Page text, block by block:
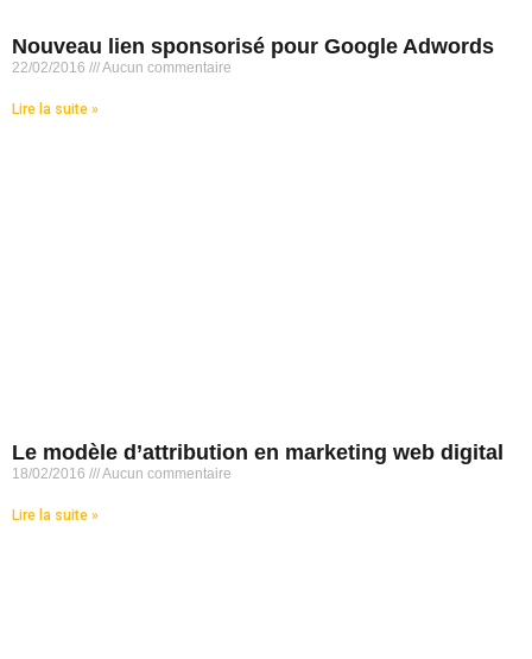
Nouveau lien sponsorisé pour Google Adwords
22/02/2016 Aucun commentaire
Lire la suite »
Le modèle d’attribution en marketing web digital
18/02/2016 Aucun commentaire
Lire la suite »